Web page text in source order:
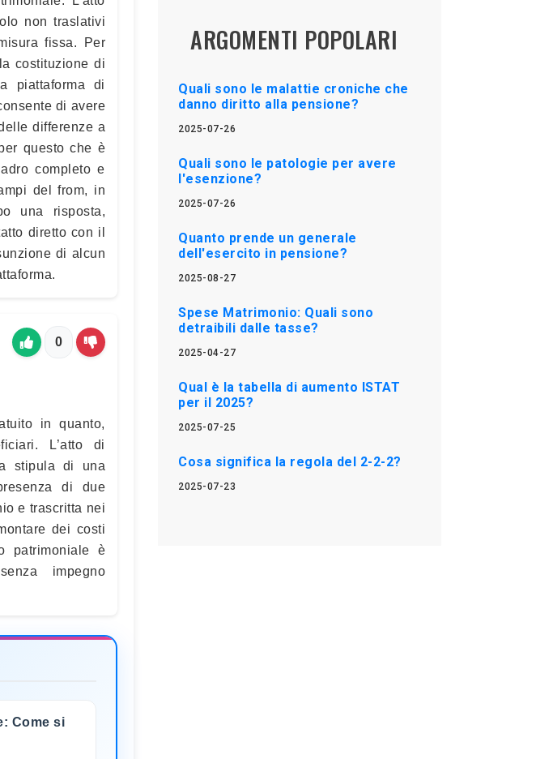
non traslativi
fissa. Per
costituzione di
piattaforma di
di avere
differenze a
questo che è
completo e
del from, in
una risposta,
diretto con il
di alcun
0
in quanto,
L’atto di
stipula di una
di due
e trascritta nei
dei costi
patrimoniale è
impegno
Come si
ARGOMENTI POPOLARI
Quali sono le malattie croniche che
danno diritto alla pensione?
2025-07-26
Quali sono le patologie per avere
l'esenzione?
2025-07-26
Quanto prende un generale
dell'esercito in pensione?
2025-08-27
Spese Matrimonio: Quali sono
detraibili dalle tasse?
2025-04-27
Qual è la tabella di aumento ISTAT
per il 2025?
2025-07-25
Cosa significa la regola del 2-2-2?
2025-07-23